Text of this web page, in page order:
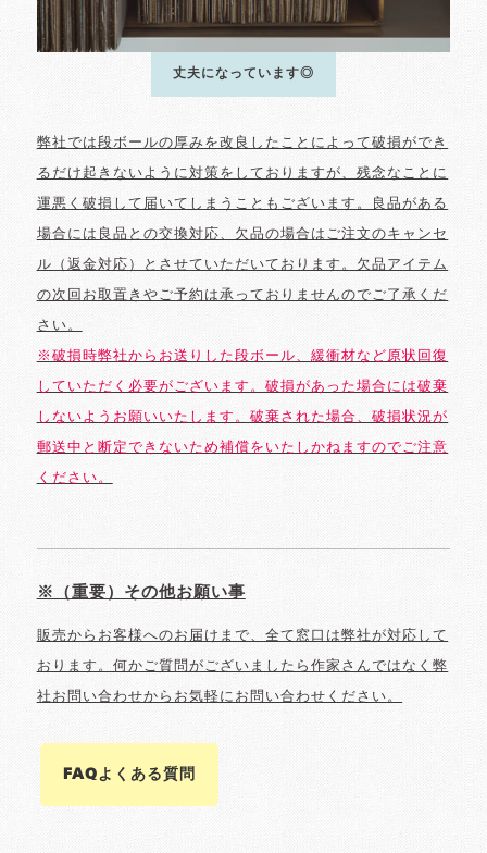
丈夫になっています◎
弊社では段ボールの厚みを改良したことによって破損ができ
るだけ起きないように対策をしておりますが、残念なことに
運悪く破損して届いてしまうこともございます。良品がある
場合には良品との交換対応、欠品の場合はご注文のキャンセ
ル（返金対応）とさせていただいております。欠品アイテム
の次回お取置きやご予約は承っておりませんのでご了承くだ
さい。
※破損時弊社からお送りした段ボール、緩衝材など原状回復
していただく必要がございます。破損があった場合には破棄
しないようお願いいたします。破棄された場合、破損状況が
郵送中と断定できないため補償をいたしかねますのでご注意
ください。
※（重要）その他お願い事
販売からお客様へのお届けまで、全て窓口は弊社が対応して
おります。何かご質問がございましたら作家さんではなく弊
社お問い合わせからお気軽にお問い合わせください。
FAQよくある質問